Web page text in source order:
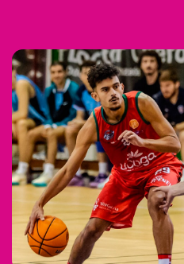
Navegación
de
entradas